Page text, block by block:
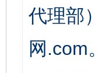
代理部
网.com。